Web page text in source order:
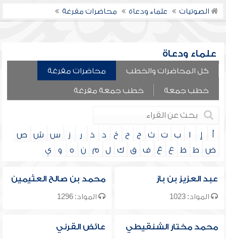
الصوتيات علماء ودعاة محاضرات مفرغة
علماء ودعاة
كل المحاضرات والخطب محاضرات مفرغة
خطب جمعة خطب جمعة مفرغة
أ إ ا ب ت ث ج ح خ د ذ ر ز س ش
ص
ض
ط ظ ع غ ف ق ك ل م ن ه و ي
عبد العزيز بن باز
المواد: 1023
محمد بن صالح العثيمين
المواد: 1296
محمد مختار الشنقيطي عائض القرني